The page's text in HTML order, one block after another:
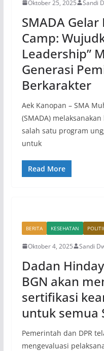
Oktober 25, 2025 Sandi
SMADA
Camp:
Leadership”
Generasi
Berkarakter
Aek Kanopan – SMA
(SMADA)
salah satu program
untuk
Read More
BERITA KESEHATAN
Oktober 4, 2025 Sandi
Dadan
BGN akan
sertifikasi
untuk semua
Pemerintah dan DPR
mengevaluasi